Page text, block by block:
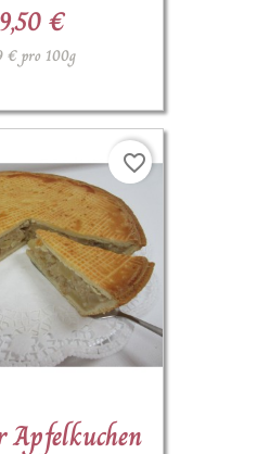
€
€ pro 100g
Apfelkuchen
favorite_border